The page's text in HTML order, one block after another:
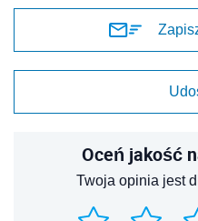
Oceń jakość
Twoja opinia jest